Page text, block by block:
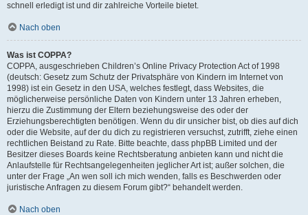
schnell erledigt ist und dir zahlreiche Vorteile bietet.
Nach oben
Was ist COPPA?
COPPA, ausgeschrieben Children’s Online Privacy Protection Act of 1998
(deutsch: Gesetz zum Schutz der Privatsphäre von Kindern im Internet von
1998) ist ein Gesetz in den USA, welches festlegt, dass Websites, die
möglicherweise persönliche Daten von Kindern unter 13 Jahren erheben,
hierzu die Zustimmung der Eltern beziehungsweise des oder der
Erziehungsberechtigten benötigen. Wenn du dir unsicher bist, ob dies auf dich
oder die Website, auf der du dich zu registrieren versuchst, zutrifft, ziehe einen
rechtlichen Beistand zu Rate. Bitte beachte, dass phpBB Limited und der
Besitzer dieses Boards keine Rechtsberatung anbieten kann und nicht die
Anlaufstelle für Rechtsangelegenheiten jeglicher Art ist; außer solchen, die
unter der Frage „An wen soll ich mich wenden, falls es Beschwerden oder
juristische Anfragen zu diesem Forum gibt?“ behandelt werden.
Nach oben